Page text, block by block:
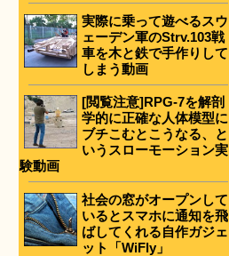
実際に乗って遊べるスウ
ェーデン軍のStrv.103戦
車を木と鉄で手作りして
しまう動画
[閲覧注意]RPG-7を解剖
学的に正確な人体模型に
ブチこむとこうなる、と
いうスローモーション実
験動画
社会の窓がオープンして
いるとスマホに通知を飛
ばしてくれる自作ガジェ
ット「WiFly」